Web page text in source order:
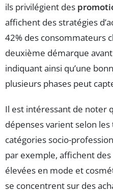
ils privilégient des
affichent des stratégies
42% des consommateurs
deuxième démarque
indiquant ainsi qu’une
plusieurs phases peut
Il est intéressant de noter
dépenses varient selon les
catégories socio-
par exemple, affichent des
élevées en mode et
se concentrent sur des